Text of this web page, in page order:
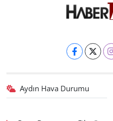
Aydın Hava Durumu